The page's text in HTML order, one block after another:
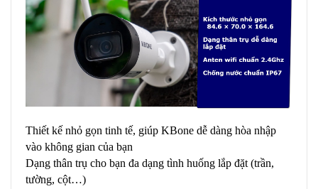
Thiết kế nhỏ gọn tinh tế, giúp KBone dễ dàng hòa nhập
vào không gian của bạn
Dạng thân trụ cho bạn đa dạng tình huống lắp đặt (trần,
tường, cột…)